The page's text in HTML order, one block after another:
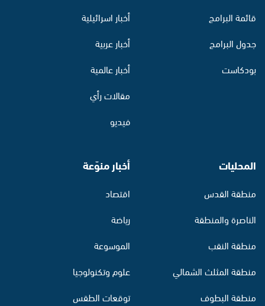
قائمة البرامج
جدول البرامج
بودكاست
أخبار اسرائيلية
أخبار عربية
أخبار عالمية
مقالات رأي
فيديو
المحليات
منطقة القدس
الناصرة والمنطقة
منطقة النقب
منطقة المثلث الشمالي
منطقة البطوف
أخبار منوّعة
اقتصاد
رياضة
الموسوعة
علوم وتكنولوجيا
توقعات الطقس